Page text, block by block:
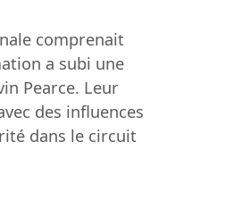
comprenait
a subi une
Pearce. Leur
des influences
dans le circuit